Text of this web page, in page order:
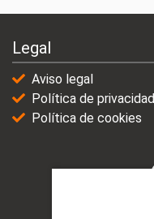
Legal
Aviso legal
Política de privacidad
Política de cookies